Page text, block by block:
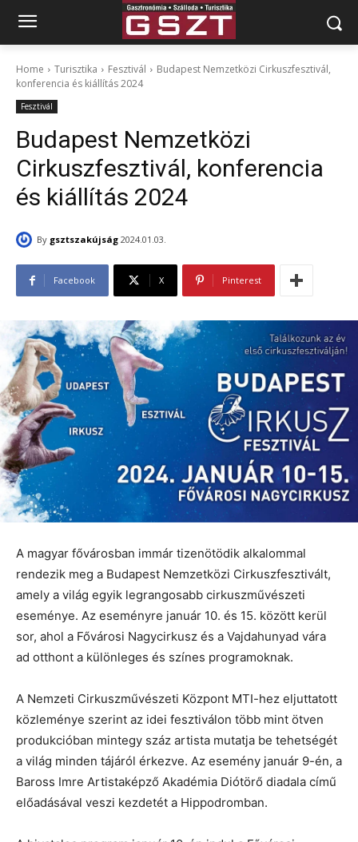
Home Turisztika Fesztivál
Budapest Nemzetközi Cirkuszfesztivál,
konferencia és kiállítás 2024
Fesztivál
Budapest Nemzetközi
Cirkuszfesztivál, konferencia
és kiállítás 2024
By gsztszakújság 2024.01.03.
Facebook X Pinterest
A magyar fővárosban immár tizenötödik alkalommal
rendezik meg a Budapest Nemzetközi Cirkuszfesztivált,
amely a világ egyik legrangosabb cirkuszművészeti
eseménye. Az eseményre január 10. és 15. között kerül
sor, ahol a Fővárosi Nagycirkusz és a Vajdahunyad vára
ad otthont a különleges és színes programoknak.
A Nemzeti Cirkuszművészeti Központ MTI-hez eljuttatott
közleménye szerint az idei fesztiválon több mint ötven
produkcióban mintegy száz artista mutatja be tehetségét
a világ minden tájáról érkezve. Az esemény január 9-én, a
Baross Imre Artistaképző Akadémia Diótörő diadala című
előadásával veszi kezdetét a Hippodromban.